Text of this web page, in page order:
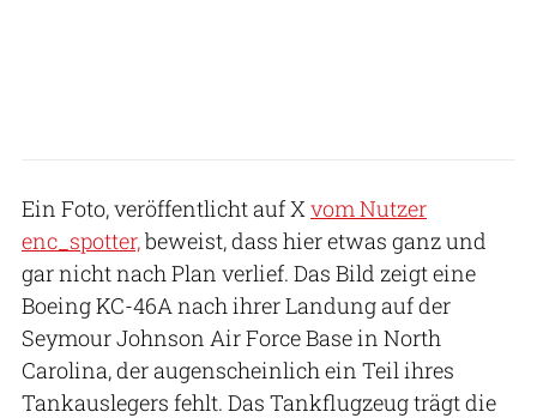
Ein Foto, veröffentlicht auf X vom Nutzer
enc_spotter,beweist, dass hier etwas ganz und
gar nicht nach Plan verlief. Das Bild zeigt eine
Boeing KC-46A nach ihrer Landung auf der
Seymour Johnson Air Force Base in North
Carolina, der augenscheinlich ein Teil ihres
Tankauslegers fehlt. Das Tankflugzeug trägt die